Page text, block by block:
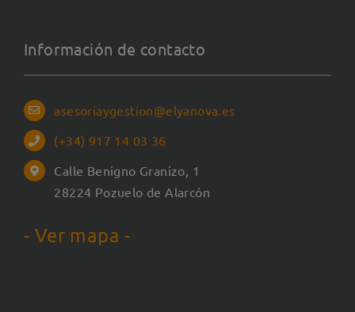
Información de contacto
asesoriaygestion@elyanova.es
(+34) 917 14 03 36
Calle Benigno Granizo, 1
28224 Pozuelo de Alarcón
- Ver mapa -